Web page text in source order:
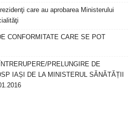
care au aprobarea Ministerului
CONFORMITATE CARE SE POT
PRELUNGIRE DE
IAȘI DE LA MINISTERUL SĂNĂTĂȚII